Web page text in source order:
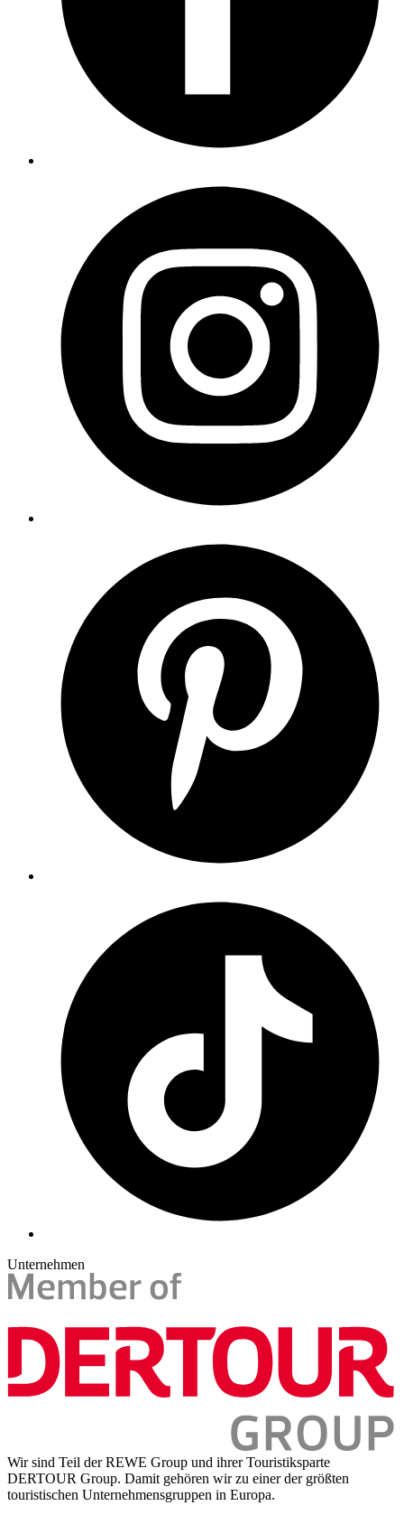
Unternehmen
Wir sind Teil der REWE Group und ihrer Touristiksparte
DERTOUR Group. Damit gehören wir zu einer der größten
touristischen Unternehmensgruppen in Europa.